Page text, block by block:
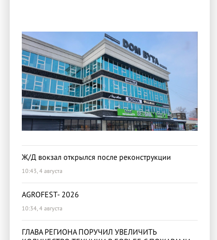
Ж/Д вокзал открылся после реконструкции
10:43, 4 августа
AGROFEST- 2026
10:34, 4 августа
ГЛАВА РЕГИОНА ПОРУЧИЛ УВЕЛИЧИТЬ